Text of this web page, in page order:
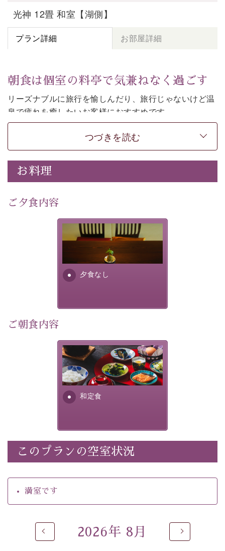
光神 12畳 和室【湖側】
プラン詳細 お部屋詳細
朝食は個室の料亭で気兼ねなく過ごす
リーズナブルに旅行を愉しんだり、旅行じゃないけど温
泉で疲れを癒したいお客様におすすめです。
ご朝食は個室の料亭で気兼ねなくお食事をお愉しみくだ
-----------【安心への取り組み】----------
個室料亭、貸切風呂のご利用が可能な上、 安心安全にご
滞在いただけるよう
30項目以上からなる独自の衛生・消毒プログラムの基、
徹底した衛生管理を行っております。
-------------------------------------------------
・朝食は個室料亭で個室食
・諏訪大社4社を巡る無料参拝バス（事前予約制）
・館内着をご用意
・館内フリーWi-Fi
・駐車場完備
・個室料亭で個室食
・朝食はこだわりの味噌汁をはじめとした和定食
■お座敷風呂（大浴場）
温泉の成分に合わせ、防菌防カビの特殊素材の畳を使
※男性大浴場までのご移動には階段がございます。 予め
ご了承のほどお願いいたします。
貸切温泉風呂
（40分2000円）
眺望はございませんが、源泉掛け流しの温泉の質を楽し
つづきを読む
お料理
ご夕食内容
夕食なし
夕食なしご夕食を追加される
場合は、二食付きのプランを
お選びくださいませ。
ご朝食内容
和定食
さっぱりとした和食膳に使わ
れる食材は、諏訪の名産品を
ふんだんに取り入れ、安心・
安全を心掛けた長野県産...
このプランの空室状況
満室です
2026年 8月